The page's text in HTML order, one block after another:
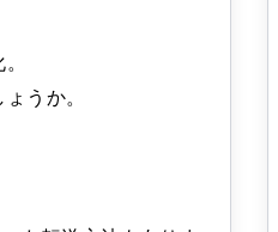
うか。